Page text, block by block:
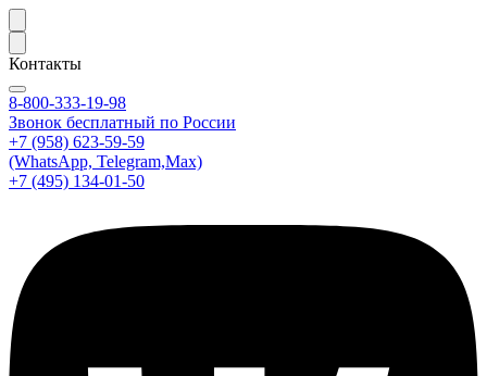
Контакты
8-800-333-19-98
Звонок бесплатный по России
+7 (958) 623-59-59
(WhatsApp, Telegram,Max)
+7 (495) 134-01-50